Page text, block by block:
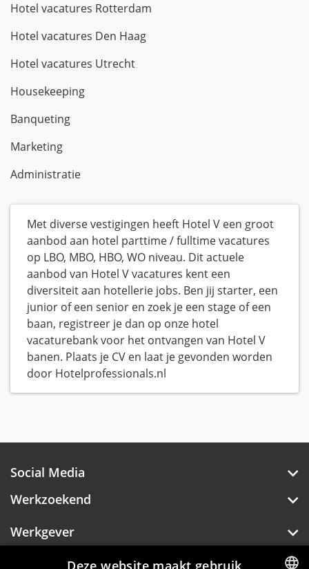
Hotel vacatures Rotterdam
Hotel vacatures Den Haag
Hotel vacatures Utrecht
Housekeeping
Banqueting
Marketing
Administratie
Met diverse vestigingen heeft Hotel V een groot
aanbod aan hotel parttime / fulltime vacatures
op LBO, MBO, HBO, WO niveau. Dit actuele
aanbod van Hotel V vacatures kent een
diversiteit aan hotellerie jobs. Ben jij starter, een
junior of een senior en zoek je een stage of een
baan, registreer je dan op onze hotel
vacaturebank voor het ontvangen van Hotel V
banen. Plaats je CV en laat je gevonden worden
door Hotelprofessionals.nl
Social Media
Werkzoekend
Werkgever
Over Hotelprofessionals
Deze website maakt gebruik